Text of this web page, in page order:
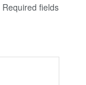
Required fields